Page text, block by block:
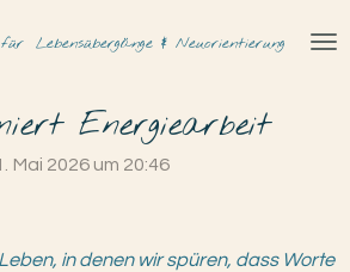
für Lebensübergänge & Neuorientierung
Energiearbeit
2026 um 20:46
in denen wir spüren, dass Worte